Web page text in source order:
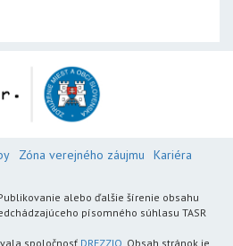
Zóna verejného záujmu
Kariéra
alebo ďalšie šírenie obsahu
písomného súhlasu TASR
spoločnosť DREZZIO . Obsah stránok je